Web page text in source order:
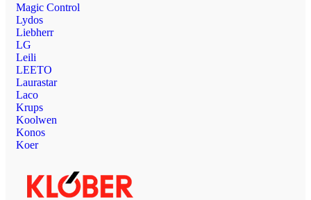
Magic Control
Lydos
Liebherr
LG
Leili
LEETO
Laurastar
Laco
Krups
Koolwen
Konos
Koer